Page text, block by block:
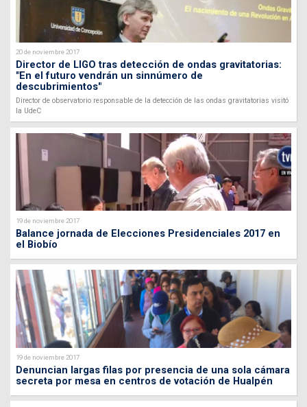
20 de noviembre 2017
Director de LIGO tras detección de ondas gravitatorias:
"En el futuro vendrán un sinnúmero de
descubrimientos"
Director de observatorio responsable de la detección de las ondas gravitatorias visitó
la UdeC
19 de noviembre 2017
Balance jornada de Elecciones Presidenciales 2017 en
el Biobío
19 de noviembre 2017
Denuncian largas filas por presencia de una sola cámara
secreta por mesa en centros de votación de Hualpén